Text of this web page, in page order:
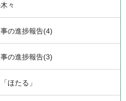
々
の進捗報告(4)
の進捗報告(3)
ほたる」